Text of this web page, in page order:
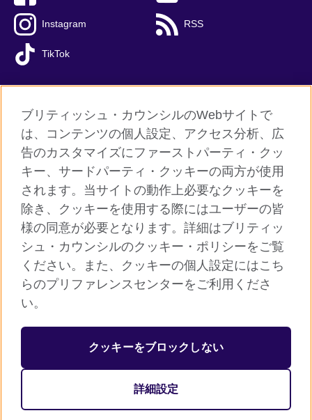
Instagram RSS
TikTok
ご利用に際して
個人情報保護
クッキー（Cookie）について
よくあるご質問
サイトマップ
す。
英国では公益団体（非営利組織）として登録されています。公益
団体番号：209131（イングランド、ウェールズ）、SC037733
ブリティッシュ・カウンシルのWebサイトで
は、コンテンツの個人設定、アクセス分析、広
告のカスタマイズにファーストパーティ・クッ
キー、サードパーティ・クッキーの両方が使用
されます。当サイトの動作上必要なクッキーを
除き、クッキーを使用する際にはユーザーの皆
様の同意が必要となります。詳細はブリティッ
シュ・カウンシルのクッキー・ポリシーをご覧
ください。また、クッキーの個人設定にはこち
らのプリファレンスセンターをご利用くださ
い。
クッキーをブロックしない
詳細設定